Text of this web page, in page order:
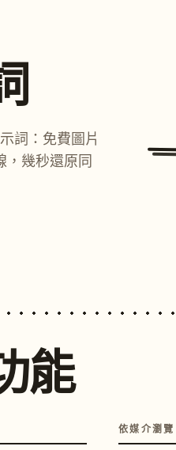
詞：免費圖片
，幾秒還原同
能
依媒介瀏覽